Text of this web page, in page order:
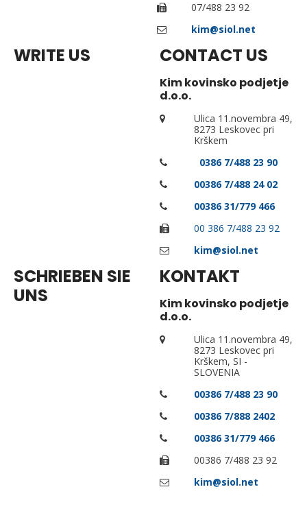
07/488 23 92
kim@siol.net
WRITE US CONTACT US
Kim kovinsko podjetje
d.o.o.
Ulica 11.novembra 49,
8273 Leskovec pri
Krškem
0386 7/488 23 90
00386 7/488 24 02
00386 31/779 466
00 386 7/488 23 92
kim@siol.net
SCHRIEBEN SIE
UNS
KONTAKT
Kim kovinsko podjetje
d.o.o.
Ulica 11.novembra 49,
8273 Leskovec pri
Krškem, SI -
SLOVENIA
00386 7/488 23 90
00386 7/888 2402
00386 31/779 466
00386 7/488 23 92
kim@siol.net